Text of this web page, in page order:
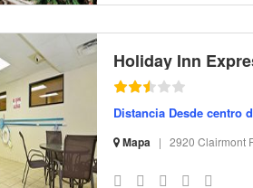
Holiday Inn
Distancia Desde centro
Mapa | 2920 Clairmont